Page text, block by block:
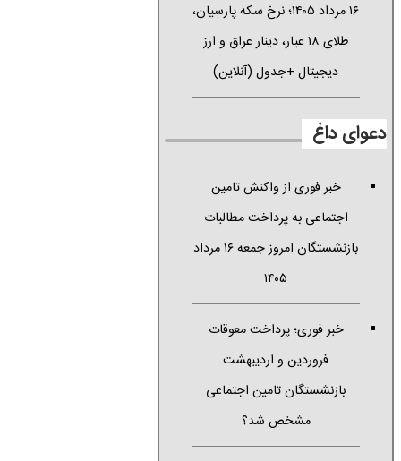
۱۶ مرداد ۱۴۰۵؛ نرخ سکه پارسیان،
طلای ۱۸ عیار، دینار عراق و ارز
دیجیتال +جدول (آنلاین)
دعوای داغ
خبر فوری از واکنش تامین
اجتماعی به پرداخت مطالبات
بازنشستگان امروز جمعه ۱۶ مرداد
۱۴۰۵
خبر فوری؛ پرداخت معوقات
فروردین و اردیبهشت
بازنشستگان تامین اجتماعی
مشخص شد؟